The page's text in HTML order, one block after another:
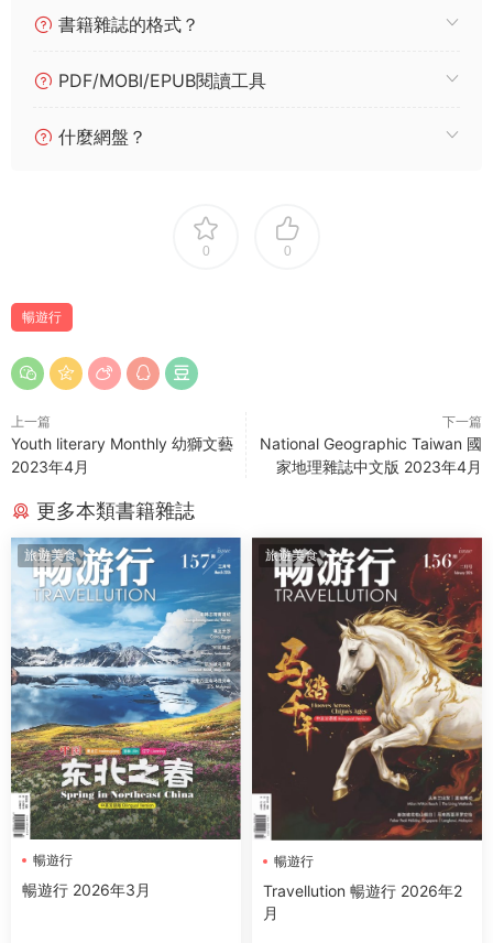
書籍雜誌的格式？
PDF/MOBI/EPUB閱讀工具
什麼網盤？
0 0
暢遊行
上一篇
Youth literary Monthly 幼獅文藝
2023年4月
下一篇
National Geographic Taiwan 國
家地理雜誌中文版 2023年4月
更多本類書籍雜誌
旅遊美食
暢遊行
暢遊行 2026年3月
旅遊美食
暢遊行
Travellution 暢遊行 2026年2
月